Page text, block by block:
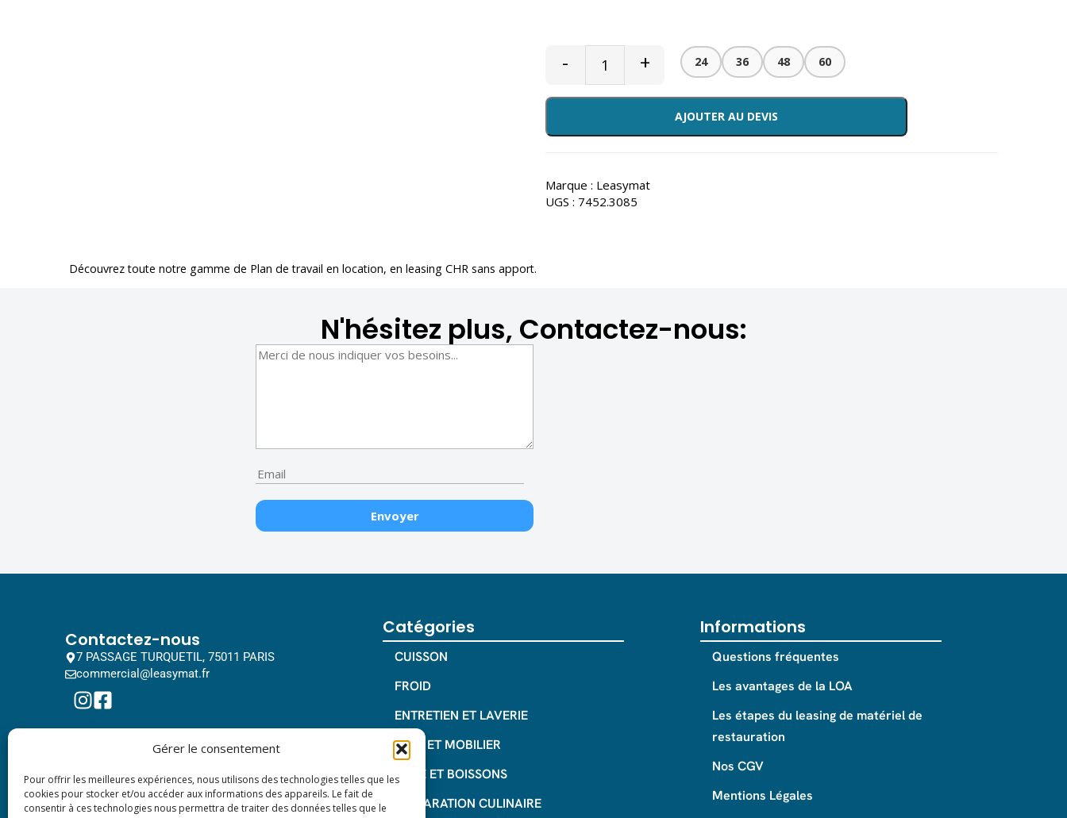
Gérer le consentement
Pour offrir les meilleures expériences, nous utilisons des technologies telles que les
cookies pour stocker et/ou accéder aux informations des appareils. Le fait de
consentir à ces technologies nous permettra de traiter des données telles que le
- + 24 36 48 60
AJOUTER AU DEVIS
Marque : Leasymat
UGS : 7452.3085
Découvrez toute notre gamme de Plan de travail en location, en leasing CHR sans apport.
N'hésitez plus, Contactez-nous:
Contactez-nous
7 PASSAGE TURQUETIL, 75011 PARIS
commercial@leasymat.fr
Catégories
CUISSON
FROID
ENTRETIEN ET LAVERIE
INOX ET MOBILIER
CAFE ET BOISSONS
PREPARATION CULINAIRE
Informations
Questions fréquentes
Les avantages de la LOA
Les étapes du leasing de matériel de
restauration
Nos CGV
Mentions Légales